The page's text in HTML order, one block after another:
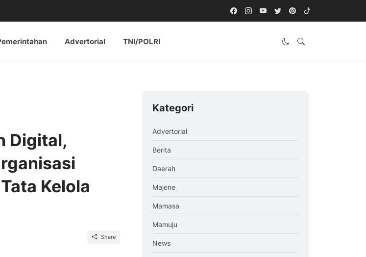
Advertorial TNI/POLRI
Digital,
Kelola
Share
Kategori
Advertorial
Berita
Daerah
Majene
Mamasa
Mamuju
News